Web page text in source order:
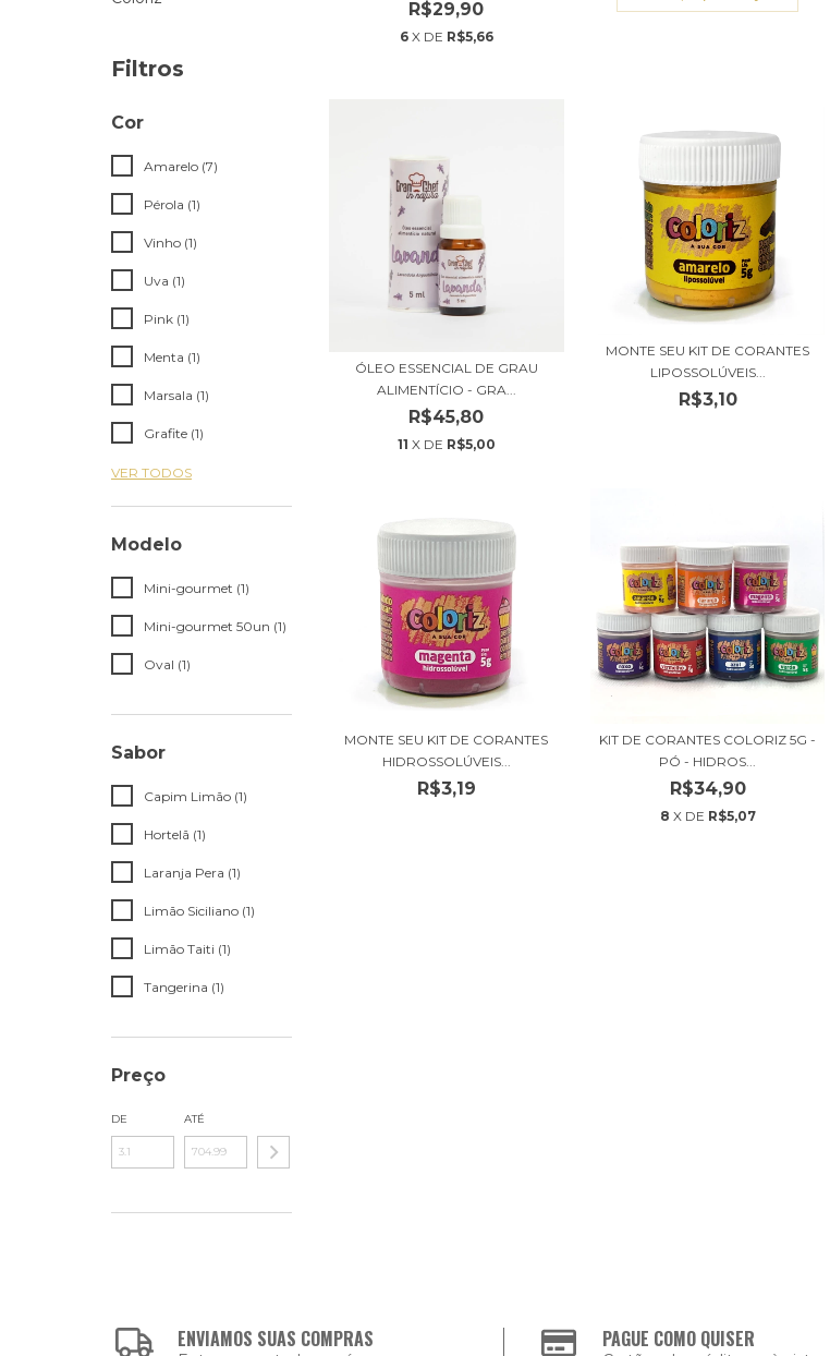
Filtros
Cor
Amarelo (7)
Pérola (1)
Vinho (1)
Uva (1)
Pink (1)
Menta (1)
Marsala (1)
Grafite (1)
VER TODOS
Modelo
Mini-gourmet (1)
Mini-gourmet 50un (1)
Oval (1)
Sabor
Capim Limão (1)
Hortelã (1)
Laranja Pera (1)
Limão Siciliano (1)
Limão Taiti (1)
Tangerina (1)
Preço
DE ATÉ
R$29,90
6 X DE R$5,66
ÓLEO ESSENCIAL DE GRAU
ALIMENTÍCIO - GRA...
R$45,80
11 X DE R$5,00
MONTE SEU KIT DE CORANTES
LIPOSSOLÚVEIS...
R$3,10
MONTE SEU KIT DE CORANTES
HIDROSSOLÚVEIS...
R$3,19
KIT DE CORANTES COLORIZ 5G -
PÓ - HIDROS...
R$34,90
8 X DE R$5,07
ENVIAMOS SUAS COMPRAS PAGUE COMO QUISER